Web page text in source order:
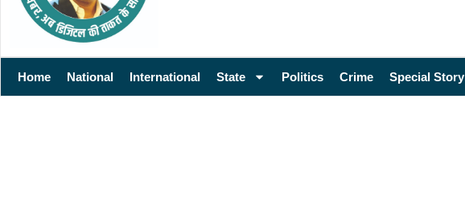
Home National International State Politics Crime Special Story